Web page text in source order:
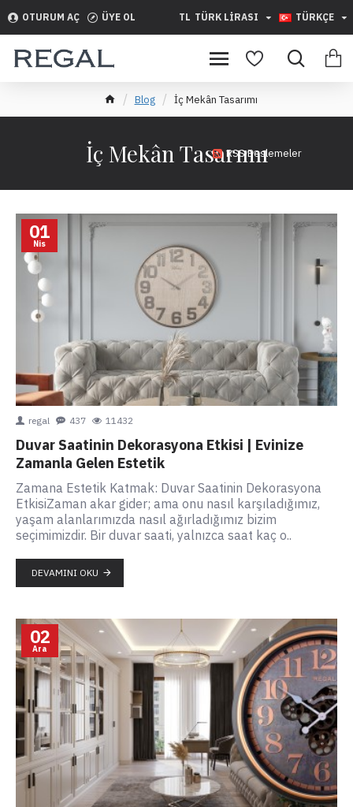
OTURUM AÇ ÜYE OL TL TÜRK LIRASI TÜRKÇE
Blog İç Mekân Tasarımı
İç Mekân Tasarımı
RSS Beslemeler
01
Nis
regal 437 11432
Duvar Saatinin Dekorasyona Etkisi | Evinize
Zamanla Gelen Estetik
Zamana Estetik Katmak: Duvar Saatinin Dekorasyona
EtkisiZaman akar gider; ama onu nasıl karşıladığımız,
yaşam alanlarımızda nasıl ağırladığımız bizim
seçimimizdir. Bir duvar saati, yalnızca saat kaç o..
DEVAMINI OKU
02
Ara